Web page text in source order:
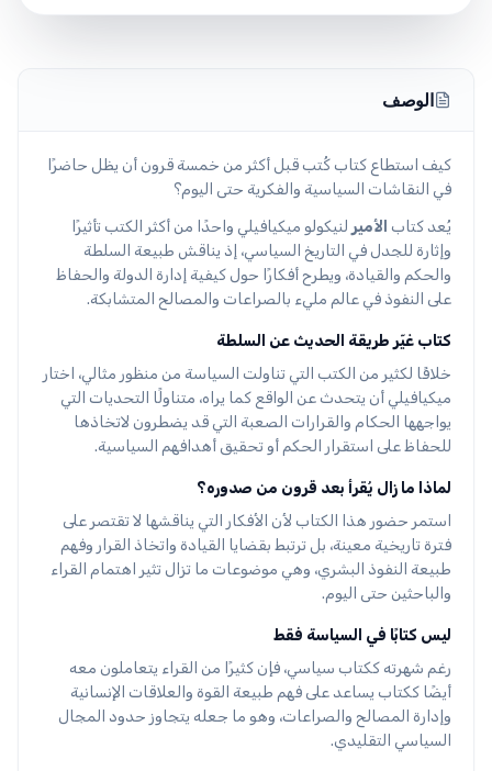
الوصف
كيف استطاع كتاب كُتب قبل أكثر من خمسة قرون أن يظل حاضرًا
في النقاشات السياسية والفكرية حتى اليوم؟
يُعد كتاب الأمير لنيكولو ميكيافيلي واحدًا من أكثر الكتب تأثيرًا
وإثارة للجدل في التاريخ السياسي، إذ يناقش طبيعة السلطة
والحكم والقيادة، ويطرح أفكارًا حول كيفية إدارة الدولة والحفاظ
على النفوذ في عالم مليء بالصراعات والمصالح المتشابكة.
كتاب غيّر طريقة الحديث عن السلطة
خلافًا لكثير من الكتب التي تناولت السياسة من منظور مثالي، اختار
ميكيافيلي أن يتحدث عن الواقع كما يراه، متناولًا التحديات التي
يواجهها الحكام والقرارات الصعبة التي قد يضطرون لاتخاذها
للحفاظ على استقرار الحكم أو تحقيق أهدافهم السياسية.
لماذا ما زال يُقرأ بعد قرون من صدوره؟
استمر حضور هذا الكتاب لأن الأفكار التي يناقشها لا تقتصر على
فترة تاريخية معينة، بل ترتبط بقضايا القيادة واتخاذ القرار وفهم
طبيعة النفوذ البشري، وهي موضوعات ما تزال تثير اهتمام القراء
والباحثين حتى اليوم.
ليس كتابًا في السياسة فقط
رغم شهرته ككتاب سياسي، فإن كثيرًا من القراء يتعاملون معه
أيضًا ككتاب يساعد على فهم طبيعة القوة والعلاقات الإنسانية
وإدارة المصالح والصراعات، وهو ما جعله يتجاوز حدود المجال
السياسي التقليدي.